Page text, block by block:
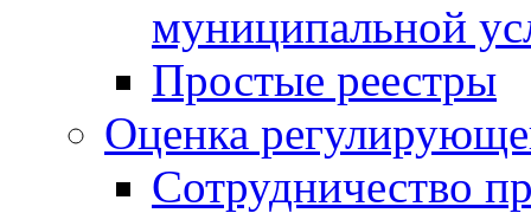
муниципальной
Простые реестры
Оценка
Сотрудничество